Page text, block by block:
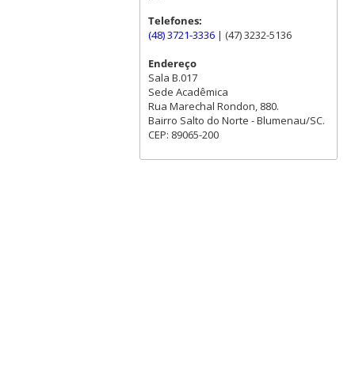
Telefones:
(48) 3721-3336| (47) 3232-5136
Endereço
Sala B.017
Sede Acadêmica
Rua Marechal Rondon, 880.
Bairro Salto do Norte - Blumenau/SC.
CEP: 89065-200